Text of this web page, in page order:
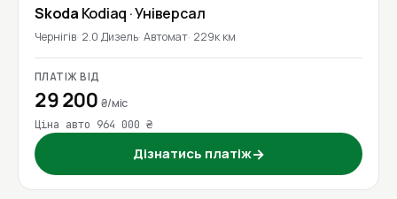
Skoda Kodiaq · Універсал
Чернігів 2.0 Дизель Автомат 229к км
ПЛАТІЖ ВІД
29 200 ₴/міс
Ціна авто 964 000 ₴
Дізнатись платіж→